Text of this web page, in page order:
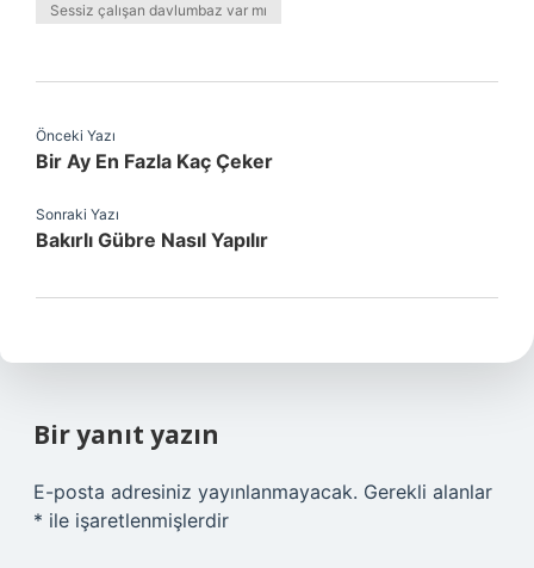
Sessiz çalışan davlumbaz var mı
Önceki Yazı
Bir Ay En Fazla Kaç Çeker
Sonraki Yazı
Bakırlı Gübre Nasıl Yapılır
Bir yanıt yazın
E-posta adresiniz yayınlanmayacak. Gerekli alanlar
* ile işaretlenmişlerdir